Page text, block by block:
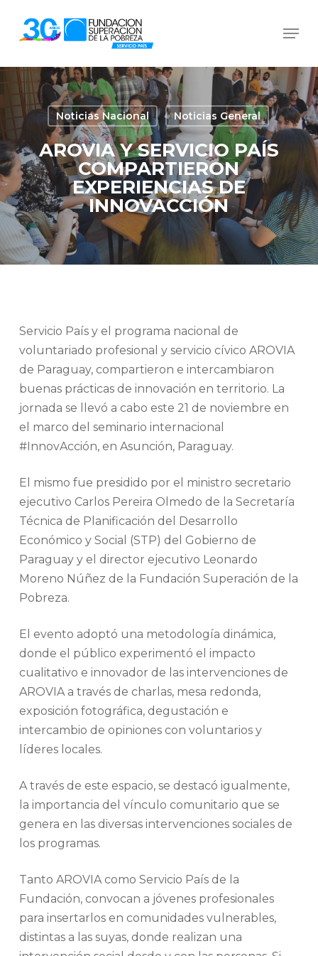
content
Noticias Nacional Noticias General
AROVIA Y SERVICIO PAÍS
COMPARTIERON
EXPERIENCIAS DE
INNOVACCIÓN
Servicio País y el programa nacional de
voluntariado profesional y servicio cívico AROVIA
de Paraguay, compartieron e intercambiaron
buenas prácticas de innovación en territorio. La
jornada se llevó a cabo este 21 de noviembre en
el marco del seminario internacional
#InnovAcción, en Asunción, Paraguay.
El mismo fue presidido por el ministro secretario
ejecutivo Carlos Pereira Olmedo de la Secretaría
Técnica de Planificación del Desarrollo
Económico y Social (STP) del Gobierno de
Paraguay y el director ejecutivo Leonardo
Moreno Núñez de la Fundación Superación de la
Pobreza.
El evento adoptó una metodología dinámica,
donde el público experimentó el impacto
cualitativo e innovador de las intervenciones de
AROVIA a través de charlas, mesa redonda,
exposición fotográfica, degustación e
intercambio de opiniones con voluntarios y
líderes locales.
A través de este espacio, se destacó igualmente,
la importancia del vínculo comunitario que se
genera en las diversas intervenciones sociales de
los programas.
Tanto AROVIA como Servicio País de la
Fundación, convocan a jóvenes profesionales
para insertarlos en comunidades vulnerables,
distintas a las suyas, donde realizan una
Menu